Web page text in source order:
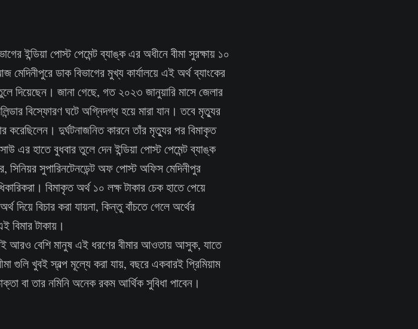
ইন্ডিয়া পোস্ট পেমেন্ট ব্যাঙ্ক এর অধীনে বীমা সুরক্ষায় ১০
ডাক বিভাগের মুখ্য কার্যালয়ে এই অর্থ ব্যাংকের
দিয়েছেন। জানা গেছে, গত ২০২৩ জানুয়ারি মাসে জেলার
বিস্ফোরণ ঘটে অগ্নিদগ্ধ হয়ে মারা যান। তবে মৃত্যুর
করেছিলেন। দুর্ঘটনাজনিত কারনে তাঁর মৃত্যুর পর বিমাকৃত
এর হাতে বুধবার তুলে দেন ইন্ডিয়া পোস্ট পেমেন্ট ব্যাঙ্ক
সিনিয়র সুপারিনটেনডেন্ট অফ পোস্ট অফিস মেদিনীপুর
বিমাকৃত অর্থ ১০ লক্ষ টাকার চেক হাতে পেয়ে
বিচার করা যায়না, কিন্তু বাঁচতে গেলে অর্থের
টাকায়।
আরও বেশি মানুষ এই ধরণের বীমার আওতায় আসুক, যাতে
গুলি খুবই স্বল্প মূল্যে করা যায়, বছরে একবারই প্রিমিয়াম
বা তার নমিনি অনেক রকম আর্থিক সুবিধা পাবেন।